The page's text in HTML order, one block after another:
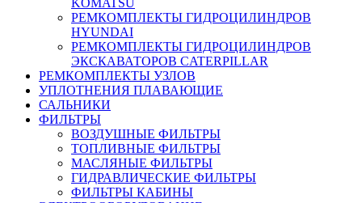
РЕМКОМПЛЕКТЫ ГИДРОЦИЛИНДРОВ
HYUNDAI
РЕМКОМПЛЕКТЫ ГИДРОЦИЛИНДРОВ
ЭКСКАВАТОРОВ CATERPILLAR
РЕМКОМПЛЕКТЫ УЗЛОВ
УПЛОТНЕНИЯ ПЛАВАЮЩИЕ
САЛЬНИКИ
ФИЛЬТРЫ
ВОЗДУШНЫЕ ФИЛЬТРЫ
ТОПЛИВНЫЕ ФИЛЬТРЫ
МАСЛЯНЫЕ ФИЛЬТРЫ
ГИДРАВЛИЧЕСКИЕ ФИЛЬТРЫ
ФИЛЬТРЫ КАБИНЫ